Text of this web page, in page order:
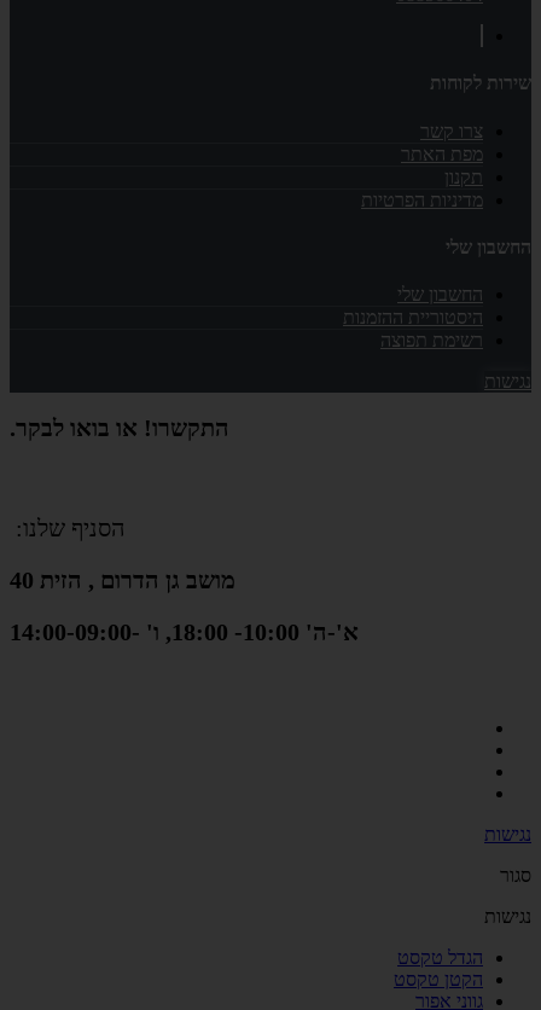
שירות לקוחות
צרו קשר
מפת האתר
תקנון
מדיניות הפרטיות
החשבון שלי
החשבון שלי
היסטוריית ההזמנות
רשימת תפוצה
נגישות
התקשרו! או בואו לבקר.
הסניף שלנו:
מושב גן הדרום , הזית 40
א'-ה' 10:00- 18:00, ו' -14:00-09:00
נגישות
סגור
נגישות
הגדל טקסט
הקטן טקסט
גווני אפור